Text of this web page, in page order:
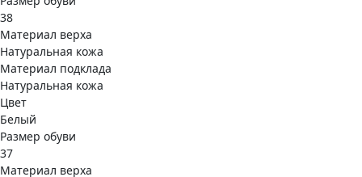
38
Материал верха
Натуральная кожа
Материал подклада
Натуральная кожа
Цвет
Белый
Размер обуви
37
Материал верха